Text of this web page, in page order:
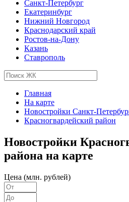
Санкт-Петербург
Екатеринбург
Нижний Новгород
Краснодарский край
Ростов-на-Дону
Казань
Ставрополь
Главная
На карте
Новостройки Санкт-
Красногвардейский район
Новостройки
района на карте
Цена (млн. рублей)